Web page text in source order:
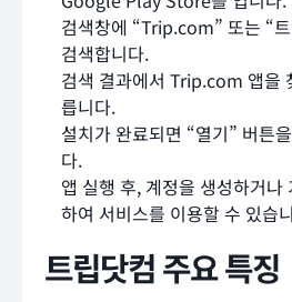
검색창에 “Trip.com” 또는 “
검색합니다.
검색 결과에서 Trip.com 앱을
릅니다.
설치가 완료되면 “열기” 버튼
다.
앱 실행 후, 계정을 생성하거나
하여 서비스를 이용할 수 있습
트립닷컴 주요 특징